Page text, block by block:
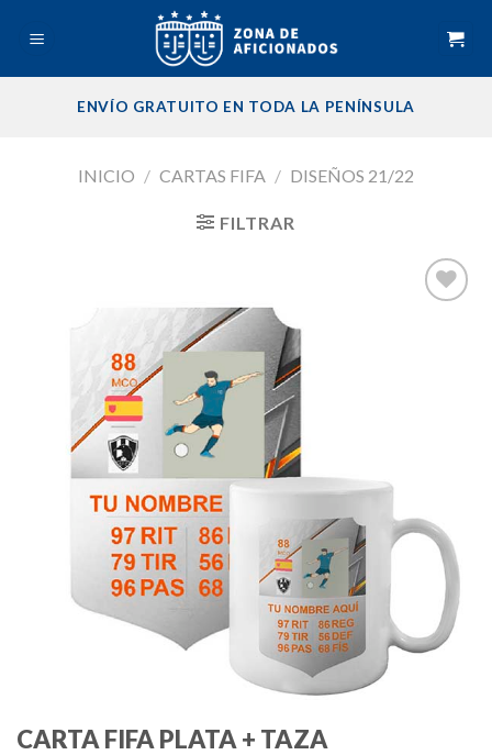
ENVÍO GRATUITO EN TODA LA PENÍNSULA
INICIO / CARTAS FIFA / DISEÑOS 21/22
FILTRAR
CARTA FIFA PLATA + TAZA